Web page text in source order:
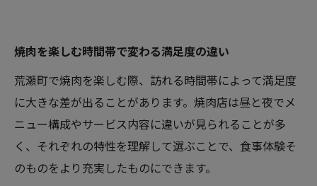
焼肉を楽しむ時間帯で変わる満足度の違い
荒瀬町で焼肉を楽しむ際、訪れる時間帯によって満足度
に大きな差が出ることがあります。焼肉店は昼と夜でメ
ニュー構成やサービス内容に違いが見られることが多
く、それぞれの特性を理解して選ぶことで、食事体験そ
のものをより充実したものにできます。